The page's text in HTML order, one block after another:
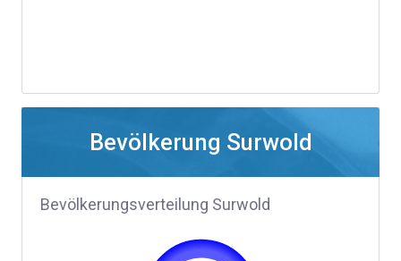
Bevölkerung Surwold
Bevölkerungsverteilung Surwold